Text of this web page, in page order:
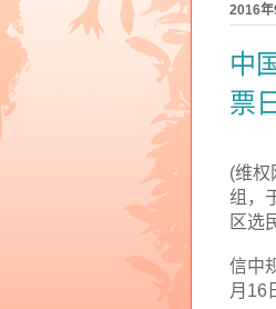
2016
中
票
(维权
组，
区选
信中
月 16